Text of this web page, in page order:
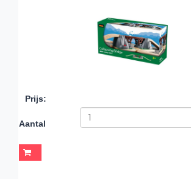
Prijs:
Aantal